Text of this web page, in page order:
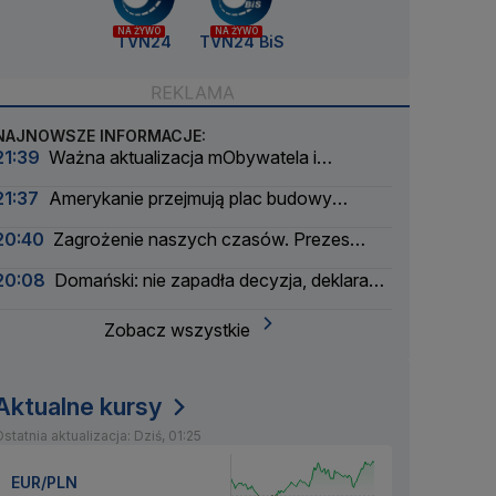
NA ŻYWO
TVN24
NA ŻYWO
TVN24 BiS
INFORMACJE:
Ważna aktualizacja mObywatela i
Amerykanie przejmują plac budowy
Zagrożenie naszych czasów. Prezes
Domański: nie zapadła decyzja, deklaracja
Zobacz wszystkie
kursy
aktualizacja: Dziś, 01:25
EUR/PLN